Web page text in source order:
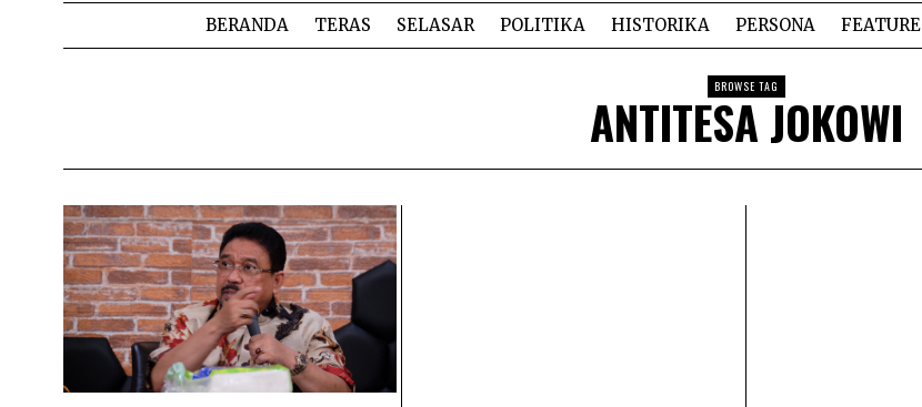
BERANDA TERAS SELASAR POLITIKA HISTORIKA PERSONA FEATURE
BROWSE TAG
ANTITESA JOKOWI